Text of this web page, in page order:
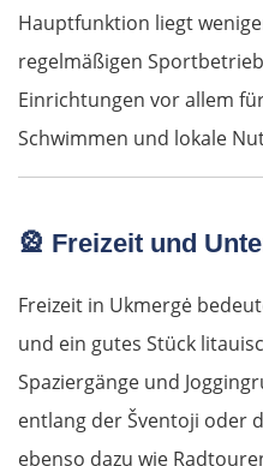
Hauptfunktion liegt
regelmäßigen
Einrichtungen vor allem
Schwimmen und lokale
🎡 Freizeit und
Freizeit in Ukmergė
und ein gutes Stück
Spaziergänge und
entlang der Šventoji oder
ebenso dazu wie